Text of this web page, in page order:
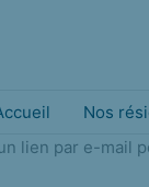
Nos
lien par e-mail